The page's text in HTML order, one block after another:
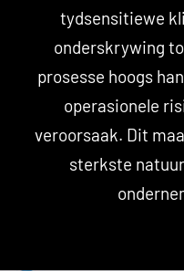
tydsensitiewe
onderskrywing
prosesse hoogs
operasionele
veroorsaak. Dit
sterkste